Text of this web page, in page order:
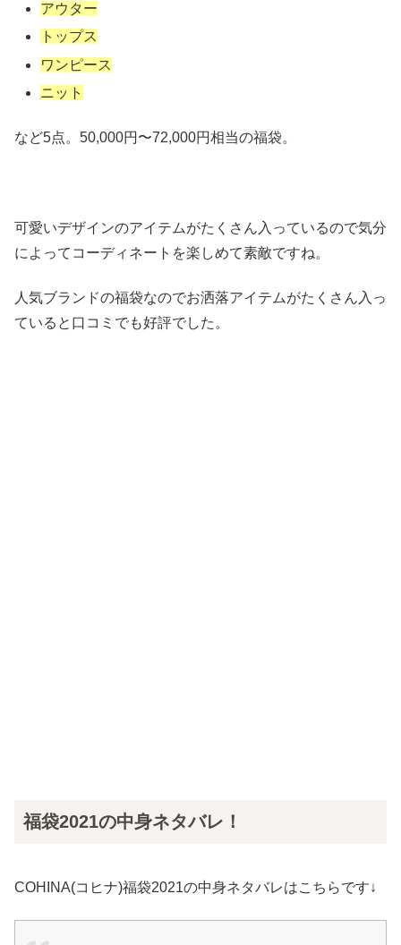
アウター
トップス
ワンピース
ニット
など5点。50,000円〜72,000円相当の福袋。
可愛いデザインのアイテムがたくさん入っているので気分
によってコーディネートを楽しめて素敵ですね。
人気ブランドの福袋なのでお洒落アイテムがたくさん入っ
ていると口コミでも好評でした。
福袋2021の中身ネタバレ！
COHINA(コヒナ)福袋2021の中身ネタバレはこちらです↓